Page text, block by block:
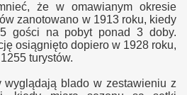
że w omawianym okresie
zanotowano w 1913 roku, kiedy
gości na pobyt ponad 3 doby.
osiągnięto dopiero w 1928 roku,
turystów.
blado w zestawieniu z